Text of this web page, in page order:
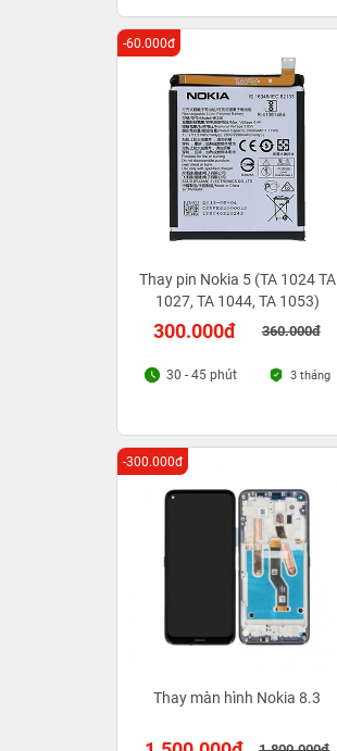
Thay pin Nokia 5 (TA 1024 TA
1027, TA 1044, TA 1053)
300.000đ 360.000đ
-60.000đ
30 - 45 phút 3 tháng
Thay màn hình Nokia 8.3
-300.000đ